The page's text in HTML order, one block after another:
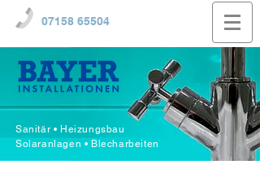
07158 65504
Sanitär • Heizungsbau
Solaranlagen • Blecharbeiten